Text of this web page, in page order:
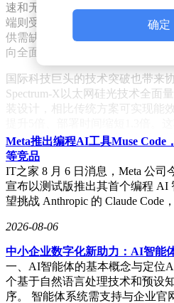
速和无人机等新兴应用场景涌现
端则受制于光棒18-24个月的扩
供需缺口持续扩大。这种结构性
向全面景气周期。
国际科技巨头的技术突破也带来
Spectrum-X以太网硅光技术全面
装设计，相比传统方案可实现能
和AI工厂建设提供了关键支撑，
算力基础设施中的核心地位。
在个股表现中，曦智科技的技术
刚登陆港交所主板的新股，该公
收入，其解决方案在中国独立
更值得关注的是，其光计算业务
能。这种双轮驱动的业务模式，
场建立了显著竞争优势。
长飞光纤光缆则凭借全产业链布
确定
Meta推出编程AI工具Muse Code
等竞品
IT之家 8 月 6 日消息，Meta 公司
宣布以测试版推出其首个编程 AI
望挑战 Anthropic 的 Claude Code
2026-08-06
中小企业数字化新助力：AI智能
一、AI智能体的基本概念与定位
个基于自然语言处理技术和预设
序。 智能体系统需支持与企业官